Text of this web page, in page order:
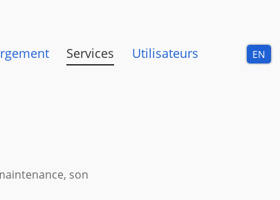
Services Utilisateurs EN
son